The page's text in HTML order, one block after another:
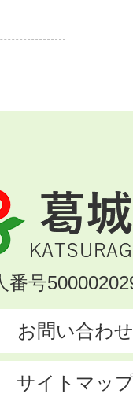
番号
お問い合わせ
サイトマッ